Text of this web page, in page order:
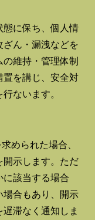
態に保ち、個人情
ん・漏洩などを
維持・管理体制
置を講じ、安全対
ないます。
められた場合、
開示します。ただ
に該当する場合
場合もあり、開示
滞なく通知しま